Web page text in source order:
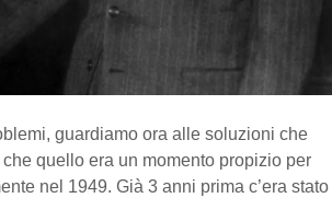
guardiamo ora alle soluzioni che
quello era un momento propizio per
nel 1949. Già 3 anni prima c’era stato